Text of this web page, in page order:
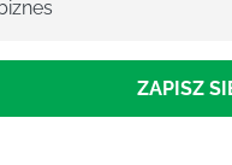
ZAPISZ